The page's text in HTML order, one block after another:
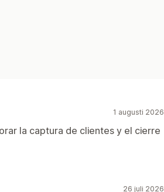
1 augusti 2026
la captura de clientes y el cierre
26 juli 2026